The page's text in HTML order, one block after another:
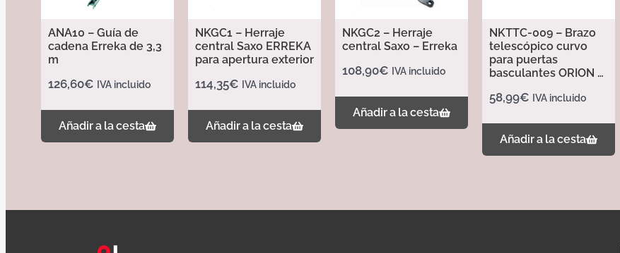
ANA10 – Guía de
cadena Erreka de 3,3
m
126,60€ IVA incluido
Añadir a la cesta
NKGC1 – Herraje
central Saxo ERREKA
para apertura exterior
114,35€ IVA incluido
Añadir a la cesta
NKGC2 – Herraje
central Saxo – Erreka
108,90€ IVA incluido
Añadir a la cesta
NKTTC-009 – Brazo
telescópico curvo
para puertas
basculantes ORION –
58,99€ IVA incluido
Añadir a la cesta